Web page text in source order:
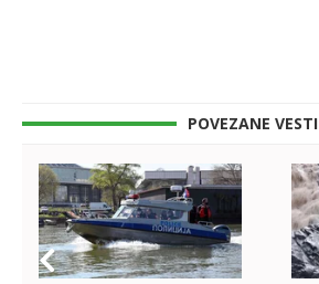
POVEZANE VESTI